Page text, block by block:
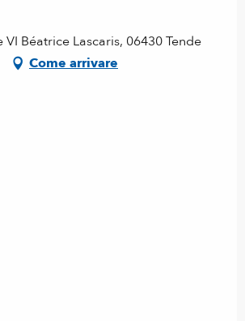
VI Béatrice Lascaris, 06430 Tende
Come arrivare